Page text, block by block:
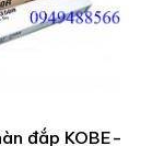
đắp KOBE-